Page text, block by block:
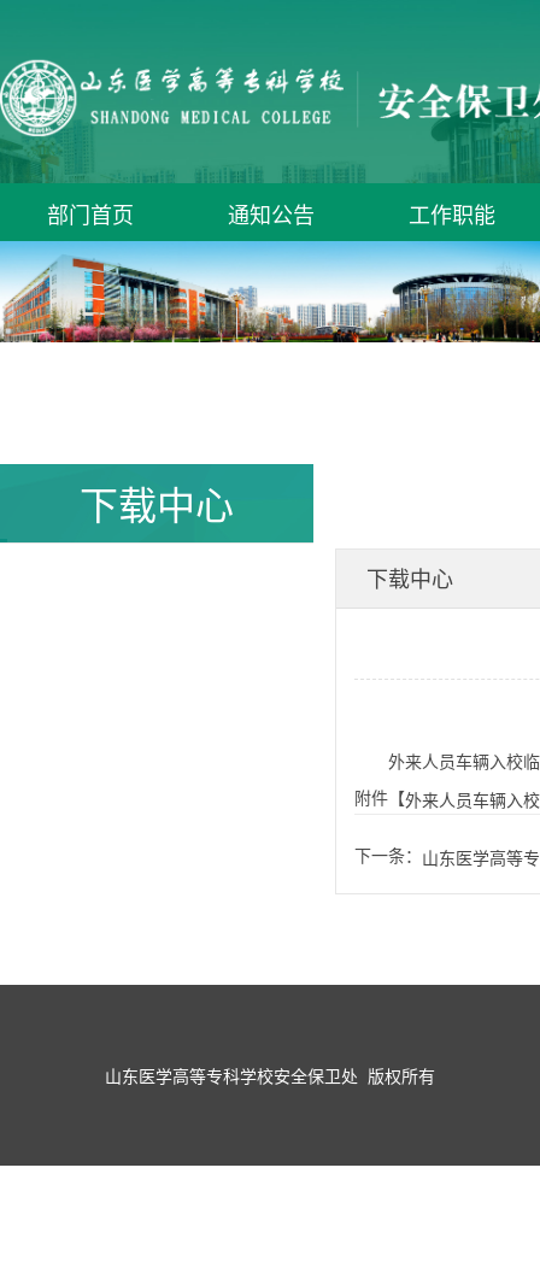
部门首页 通知公告 工作职能
下载中心
下载中心
外来人员车辆入校
附件【外来人员车辆入
下一条： 山东医学高等
山东医学高等专科学校安全保卫处 版权所有